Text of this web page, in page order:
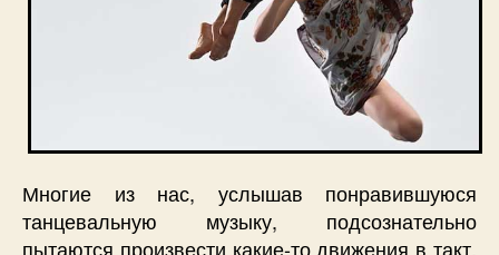
Многие из нас, услышав понравившуюся
танцевальную музыку, подсознательно
пытаются произвести какие-то движения в такт.